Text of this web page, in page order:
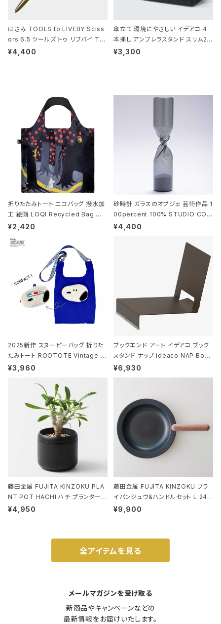
はさみ TOOLS to LIVEBY Sciss
ors 6.5 ツールズ トゥ リブバイ TL
010 シザーズ 6.5 ゴールド
¥4,400
傘立て 環境にやさしい イデアコ 4
本挿し アンブレラスタンド スリム2 i
deaco Umbrella Stand slim2 s
¥3,300
折りたたみトート エコバッグ 撥水加
工 絵画 LOQI Recycled Bag ロ
ーキー 大きめ トートバッグ MOOMI
¥2,420
砂時計 ガラスのオブジェ 芸術作品 1
00percent 100% STUDIO COH
AKU Timeless 100パーセント ス
¥4,400
2025新作 スヌーピーバッグ 折りた
たみトート ROOTOTE Vintage P
EANUTS ROO-shopper mid 84
ド.ピーナッツ-0P 3Dグラス
¥3,960
ブックエンド アート イデアコ ブック
スタンド ナップ ideaco NAP Book
stand ブラウン
¥6,930
藤田金属 FUJITA KINZOKU PLA
NT POT HACHI ハチ プランターポ
ット 3号 ブラック
¥4,950
藤田金属 FUJITA KINZOKU フラ
イパンジュウ&ハンドルセット L 24c
m ガス火・IH対応 鉄フライパン ウォ
¥9,900
全アイテムを見る
メールマガジンを受け取る
新商品やキャンペーンなどの
最新情報をお届けいたします。